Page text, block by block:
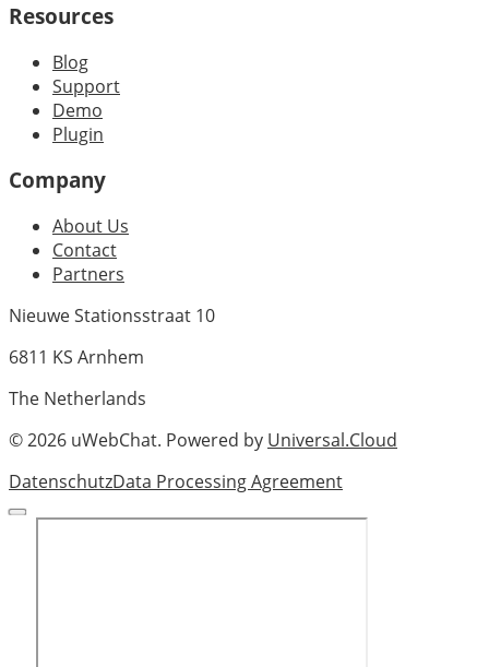
Resources
Blog
Support
Demo
Plugin
Company
About Us
Contact
Partners
Nieuwe Stationsstraat 10
6811 KS Arnhem
The Netherlands
©2026 uWebChat. Powered by Universal.Cloud
DatenschutzData Processing Agreement